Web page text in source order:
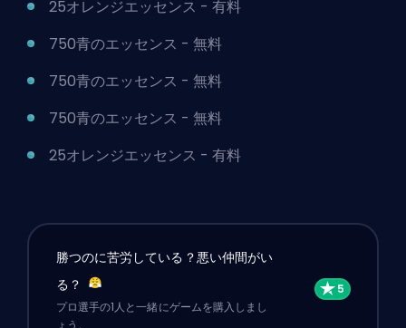
25オレンジエッセンス - 有料
750青のエッセンス - 無料
750青のエッセンス - 無料
750青のエッセンス - 無料
25オレンジエッセンス - 有料
勝つのに苦労している？悪い仲間がい
る？
プロ選手の1人と一緒にゲームを購入しまし
ょう。